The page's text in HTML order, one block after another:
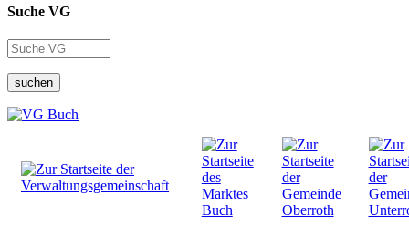
Suche VG
suchen